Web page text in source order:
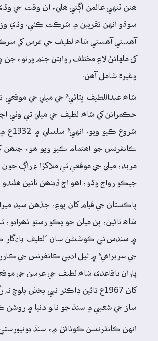
ھنن ٽنهي عالمن اڳتي ھلي، ان وقت جي
سوڌو انهن تقريبن ۾ شرڪت ڪئي. وڏي
آھستي آھستي شاھ لطيف جي عرس کي
کي ملهائڻ لاءِ مختلف روايتن جنم ورتو،
وغيرہ شامل آھن.
شاھ عبداللطيف ڀٽائيءَ جي ميلي جي
حڪمرانن کي شاھ لطيف جي ميلي تي وٺي
ڪانفرنس جو اھتمام ڪيو ويو ھو، جنھن
مريد، ميلي جي موقعي تي ملاکڙا ۽ راڳ
جيڪو رواج وڌو، اھو اڄ ڏينھن تائين ھلندو
شاھ تائين، ٻن ميلن جو پڪو رستو ٺھرايو،
جي سربراھيءَ ۾ ٿيل ادبي ڪانفرنس جي
کان 1967ع تائين ڊاڪٽر نبي بخش
ساز جي شعبي ۾ سنڌ جو نالو دنيا ۾ روشن
انهن ڪانفرنسن ڪوٺائڻ ۾، سنڌ